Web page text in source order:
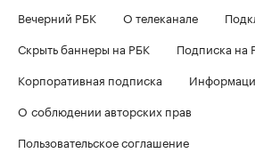
Вечерний РБК
О телеканале
Скрыть баннеры на РБК
Подписка на
Корпоративная подписка
О соблюдении авторских прав
Пользовательское соглашение